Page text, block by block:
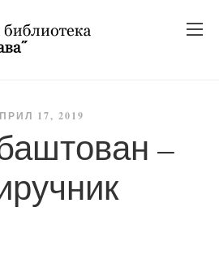
_
_
17, 2019
–